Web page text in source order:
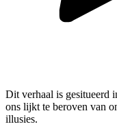
Dit verhaal is gesitueerd
ons lijkt te beroven van
illusies.